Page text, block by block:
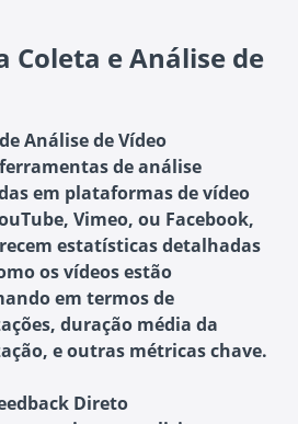
Coleta e Análise de
Análise de Vídeo
de análise
em plataformas de vídeo
Vimeo, ou Facebook,
estatísticas detalhadas
os vídeos estão
em termos de
duração média da
e outras métricas chave.
Direto